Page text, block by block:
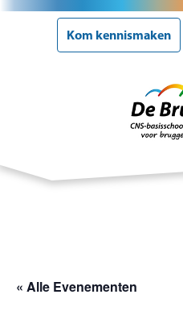
Kom kennismaken
Onze school
Nieuws
« Alle Evenementen